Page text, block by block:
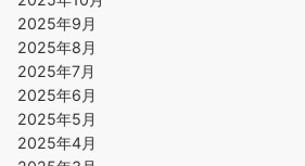
2025年9月
2025年8月
2025年7月
2025年6月
2025年5月
2025年4月